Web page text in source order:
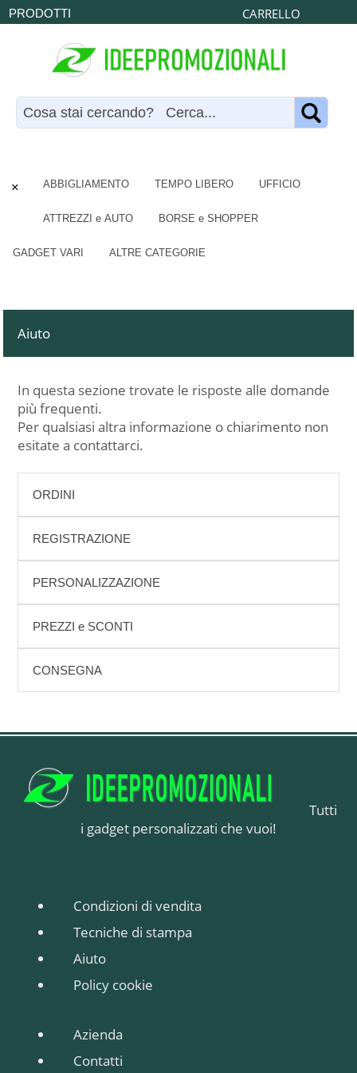
CARRELLO
× ABBIGLIAMENTO TEMPO LIBERO UFFICIO
ATTREZZI e AUTO BORSE e SHOPPER
GADGET VARI ALTRE CATEGORIE
PRODOTTI
Aiuto
In questa sezione trovate le risposte alle domande
più frequenti.
Per qualsiasi altra informazione o chiarimento non
esitate a contattarci.
ORDINI
REGISTRAZIONE
PERSONALIZZAZIONE
PREZZI e SCONTI
CONSEGNA
Tutti
i gadget personalizzati che vuoi!
Condizioni di vendita
Tecniche di stampa
Aiuto
Policy cookie
Azienda
Contatti